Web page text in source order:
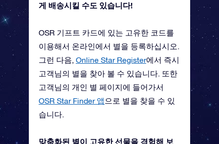
게 배송시킬 수도 있습니다!
OSR 기프트 카드에 있는 고유한 코드를
이용해서 온라인에서 별을 등록하십시오.
그런 다음, Online Star Register에서 즉시
고객님의 별을 찾아 볼 수 있습니다. 또한
고객님의 개인 별 페이지에 들어가서
OSR Star Finder 앱 으로 별을 찾을 수 있
습니다.
맞춤화된 별이 고유한 선물을 경험해 보